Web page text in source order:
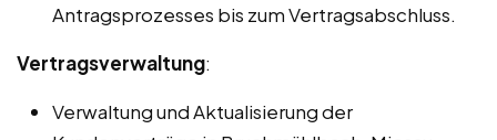
Antragsprozesses bis zum Vertragsabschluss.
Vertragsverwaltung:
Verwaltung und Aktualisierung der